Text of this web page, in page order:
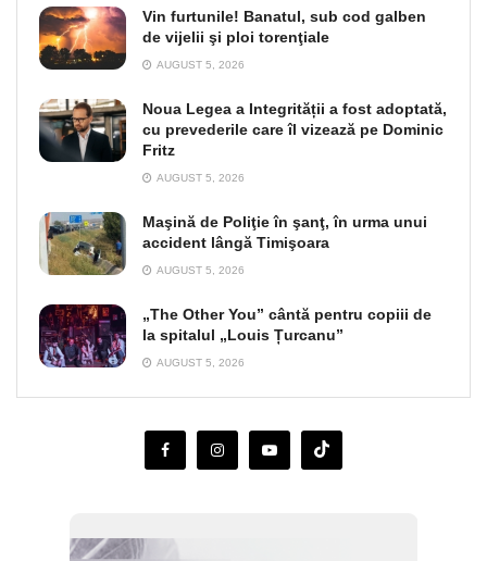
Vin furtunile! Banatul, sub cod galben
de vijelii şi ploi torenţiale
AUGUST 5, 2026
Noua Legea a Integrității a fost adoptată,
cu prevederile care îl vizează pe Dominic
Fritz
AUGUST 5, 2026
Maşină de Poliţie în şanţ, în urma unui
accident lângă Timişoara
AUGUST 5, 2026
„The Other You” cântă pentru copiii de
la spitalul „Louis Țurcanu”
AUGUST 5, 2026